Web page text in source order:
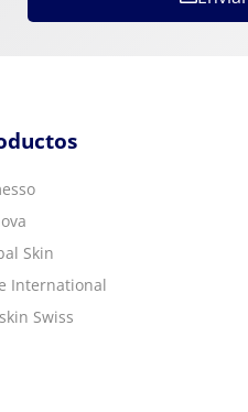
Skin
International
Swiss